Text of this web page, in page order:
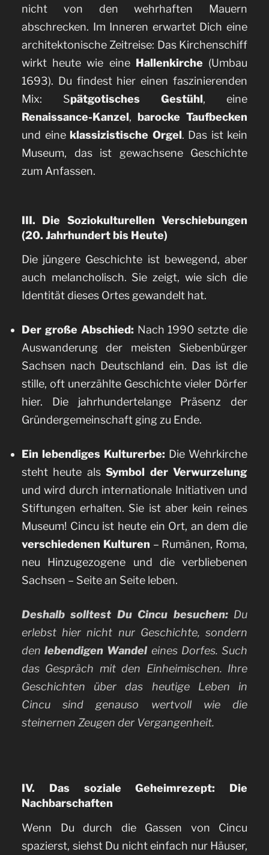
nicht von den wehrhaften Mauern
abschrecken. Im Inneren erwartet Dich eine
architektonische Zeitreise: Das Kirchenschiff
wirkt heute wie eine Hallenkirche (Umbau
1693). Du findest hier einen faszinierenden
Mix: Spätgotisches Gestühl, eine
Renaissance-Kanzel, barocke Taufbecken
und eine klassizistische Orgel. Das ist kein
Museum, das ist gewachsene Geschichte
zum Anfassen.
III. Die Soziokulturellen Verschiebungen
(20. Jahrhundert bis Heute)
Die jüngere Geschichte ist bewegend, aber
auch melancholisch. Sie zeigt, wie sich die
Identität dieses Ortes gewandelt hat.
Der große Abschied: Nach 1990 setzte die
Auswanderung der meisten Siebenbürger
Sachsen nach Deutschland ein. Das ist die
stille, oft unerzählte Geschichte vieler Dörfer
hier. Die jahrhundertelange Präsenz der
Gründergemeinschaft ging zu Ende.
Ein lebendiges Kulturerbe: Die Wehrkirche
steht heute alsSymbol der Verwurzelung
und wird durch internationale Initiativen und
Stiftungen erhalten. Sie ist aber kein reines
Museum! Cincu ist heute ein Ort, an dem die
verschiedenen Kulturen – Rumänen, Roma,
neu Hinzugezogene und die verbliebenen
Sachsen – Seite an Seite leben.
Deshalb solltest Du Cincu besuchen:Du
erlebst hier nicht nur Geschichte, sondern
denlebendigen Wandeleines Dorfes. Such
das Gespräch mit den Einheimischen. Ihre
Geschichten über das heutige Leben in
Cincu sind genauso wertvoll wie die
steinernen Zeugen der Vergangenheit.
IV. Das soziale Geheimrezept: Die
Nachbarschaften
Wenn Du durch die Gassen von Cincu
spazierst, siehst Du nicht einfach nur Häuser,